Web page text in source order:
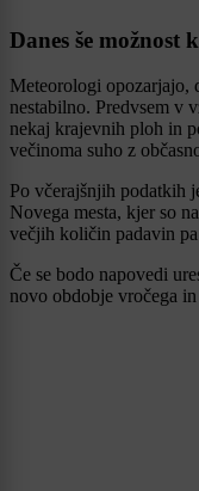
Danes še možnost
Meteorologi opozarjajo,
nestabilno. Predvsem v
nekaj krajevnih ploh in
večinoma suho z
Po včerajšnjih podatkih
Novega mesta, kjer so
večjih količin padavin
Če se bodo napovedi
novo obdobje vročega